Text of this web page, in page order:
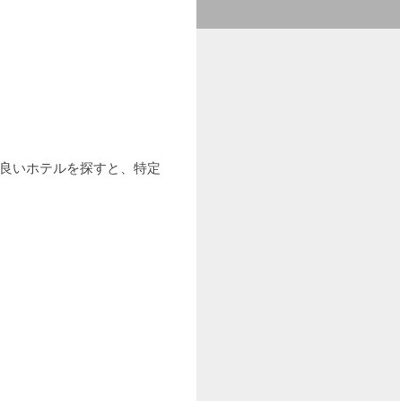
いホテルを探すと、特定